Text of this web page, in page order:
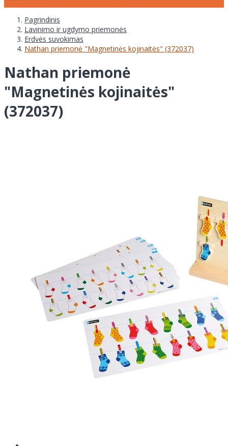
Pagrindinis
Lavinimo ir ugdymo priemonės
Erdvės suvokimas
Nathan priemonė "Magnetinės kojinaitės" (372037)
Nathan priemonė
"Magnetinės kojinaitės"
(372037)